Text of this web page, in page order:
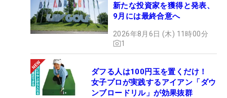
新たな投資家を獲得と発表、
9月には最終合意へ
2026年8月6日 (木) 11時00分
1
ダフる人は100円玉を置くだけ！
女子プロが実践するアイアン「ダウ
ンブロードリル」が効果抜群